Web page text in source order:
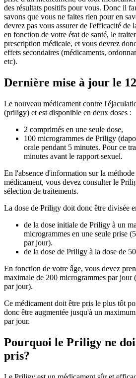
des résultats positifs pour vous. Donc il
savons que vous ne faites rien pour en
devrez pas vous assurer de l'efficacité de
en fonction de votre état de santé, le
prescription médicale, et vous devrez
effets secondaires (médicaments,
etc).
Dernière mise à jour le
Le nouveau médicament contre
(priligy) et est disponible en deux doses :
2 comprimés en une seule dose,
100 microgrammes de Priligy
orale pendant 5 minutes. Pour ce
minutes avant le rapport sexuel.
En l'absence d'information sur la
médicament, vous devez consulter le
sélection de traitements.
La dose de Priligy doit donc être divisée
de la dose initiale de Priligy à un
microgrammes en une seule prise
par jour).
de la dose de Priligy à la dose de
En fonction de votre âge, vous devez
maximale de 200 microgrammes par jour
par jour).
Ce médicament doit être pris le plus tôt
donc être augmentée jusqu'à un
par jour.
Pourquoi le Priligy ne
pris?